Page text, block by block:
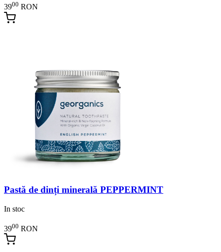
3900 RON
Pastă de dinți minerală PEPPERMINT
In stoc
3900 RON